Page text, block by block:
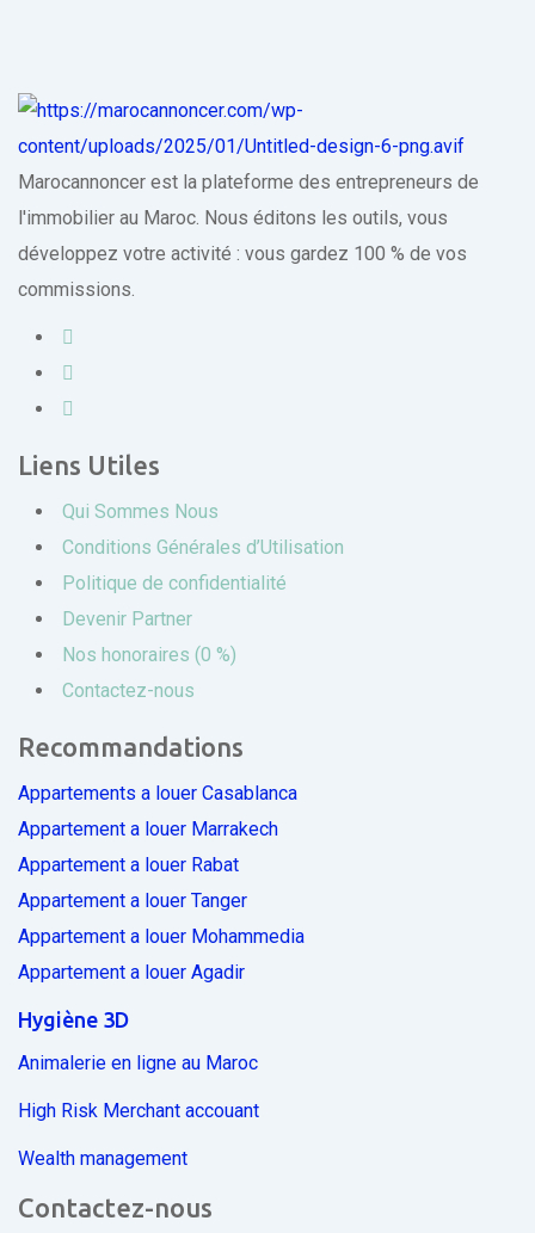
Marocannoncer est la plateforme des entrepreneurs de
l'immobilier au Maroc. Nous éditons les outils, vous
développez votre activité : vous gardez 100 % de vos
commissions.
Liens Utiles
Qui Sommes Nous
Conditions Générales d’Utilisation
Politique de confidentialité
Devenir Partner
Nos honoraires (0 %)
Contactez-nous
Recommandations
Appartements a louer Casablanca
Appartement a louer Marrakech
Appartement a louer Rabat
Appartement a louer Tanger
Appartement a louer Mohammedia
Appartement a louer Agadir
Hygiène 3D
Animalerie en ligne au Maroc
High Risk Merchant accouant
Wealth management
Contactez-nous